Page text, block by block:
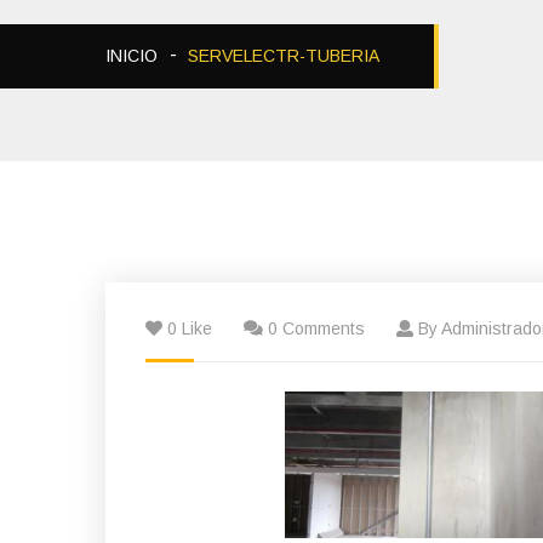
INICIO SERVELECTR-TUBERIA
0 Like 0 Comments By